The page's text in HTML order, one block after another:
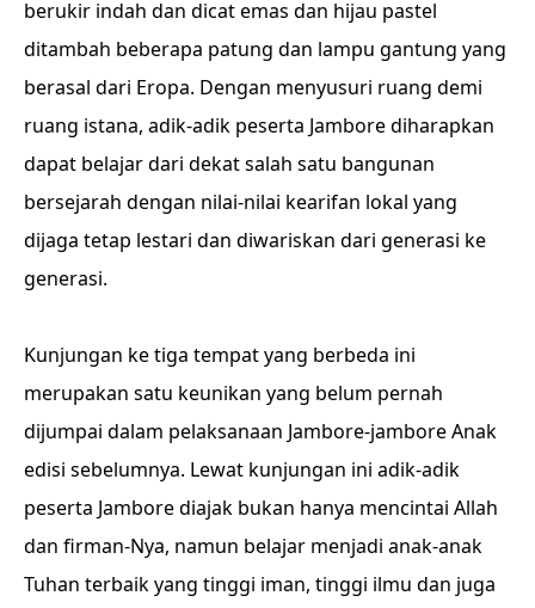
berukir indah dan dicat emas dan hijau pastel
ditambah beberapa patung dan lampu gantung yang
berasal dari Eropa. Dengan menyusuri ruang demi
ruang istana, adik-adik peserta Jambore diharapkan
dapat belajar dari dekat salah satu bangunan
bersejarah dengan nilai-nilai kearifan lokal yang
dijaga tetap lestari dan diwariskan dari generasi ke
generasi.
Kunjungan ke tiga tempat yang berbeda ini
merupakan satu keunikan yang belum pernah
dijumpai dalam pelaksanaan Jambore-jambore Anak
edisi sebelumnya. Lewat kunjungan ini adik-adik
peserta Jambore diajak bukan hanya mencintai Allah
dan firman-Nya, namun belajar menjadi anak-anak
Tuhan terbaik yang tinggi iman, tinggi ilmu dan juga